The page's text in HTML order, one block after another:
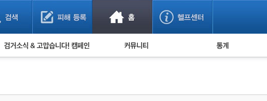
검거 소식 사기 예방했어요! 누적 피해사례 통계